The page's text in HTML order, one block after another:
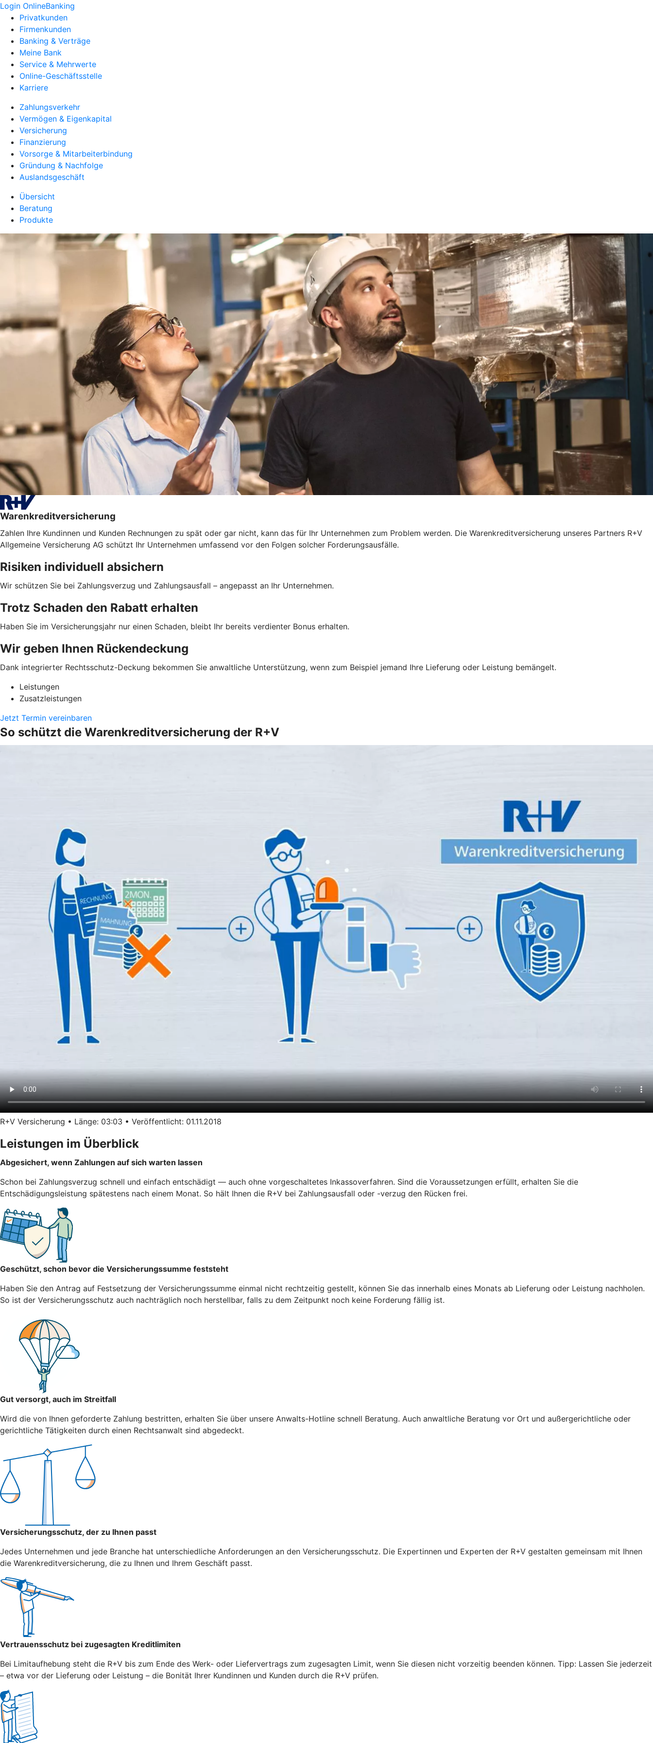
Login OnlineBanking
Privatkunden
Firmenkunden
Banking & Verträge
Meine Bank
Service & Mehrwerte
Online-Geschäftsstelle
Karriere
Zahlungsverkehr
Vermögen & Eigenkapital
Versicherung
Finanzierung
Vorsorge & Mitarbeiterbindung
Gründung & Nachfolge
Auslandsgeschäft
Übersicht
Beratung
Produkte
Warenkreditversicherung
Zahlen Ihre Kundinnen und Kunden Rechnungen zu spät oder gar nicht, kann das für Ihr Unternehmen zum Problem werden. Die Warenkreditversicherung unseres Partners R+V
Allgemeine Versicherung AG schützt Ihr Unternehmen umfassend vor den Folgen solcher Forderungsausfälle.
Risiken individuell absichern
Wir schützen Sie bei Zahlungsverzug und Zahlungsausfall – angepasst an Ihr Unternehmen.
Trotz Schaden den Rabatt erhalten
Haben Sie im Versicherungsjahr nur einen Schaden, bleibt Ihr bereits verdienter Bonus erhalten.
Wir geben Ihnen Rückendeckung
Dank integrierter Rechtsschutz-Deckung bekommen Sie anwaltliche Unterstützung, wenn zum Beispiel jemand Ihre Lieferung oder Leistung bemängelt.
Leistungen
Zusatzleistungen
Jetzt Termin vereinbaren
So schützt die Warenkreditversicherung der R+V
R+V Versicherung • Länge: 03:03 • Veröffentlicht: 01.11.2018
Leistungen im Überblick
Abgesichert, wenn Zahlungen auf sich warten lassen
Schon bei Zahlungsverzug schnell und einfach entschädigt — auch ohne vorgeschaltetes Inkassoverfahren. Sind die Voraussetzungen erfüllt, erhalten Sie die
Entschädigungsleistung spätestens nach einem Monat. So hält Ihnen die R+V bei Zahlungsausfall oder -verzug den Rücken frei.
Geschützt, schon bevor die Versicherungssumme feststeht
Haben Sie den Antrag auf Festsetzung der Versicherungssumme einmal nicht rechtzeitig gestellt, können Sie das innerhalb eines Monats ab Lieferung oder Leistung nachholen.
So ist der Versicherungsschutz auch nachträglich noch herstellbar, falls zu dem Zeitpunkt noch keine Forderung fällig ist.
Gut versorgt, auch im Streitfall
Wird die von Ihnen geforderte Zahlung bestritten, erhalten Sie über unsere Anwalts-Hotline schnell Beratung. Auch anwaltliche Beratung vor Ort und außergerichtliche oder
gerichtliche Tätigkeiten durch einen Rechtsanwalt sind abgedeckt.
Versicherungsschutz, der zu Ihnen passt
Jedes Unternehmen und jede Branche hat unterschiedliche Anforderungen an den Versicherungsschutz. Die Expertinnen und Experten der R+V gestalten gemeinsam mit Ihnen
die Warenkreditversicherung, die zu Ihnen und Ihrem Geschäft passt.
Vertrauensschutz bei zugesagten Kreditlimiten
Bei Limitaufhebung steht die R+V bis zum Ende des Werk- oder Liefervertrags zum zugesagten Limit, wenn Sie diesen nicht vorzeitig beenden können. Tipp: Lassen Sie jederzeit
– etwa vor der Lieferung oder Leistung – die Bonität Ihrer Kundinnen und Kunden durch die R+V prüfen.